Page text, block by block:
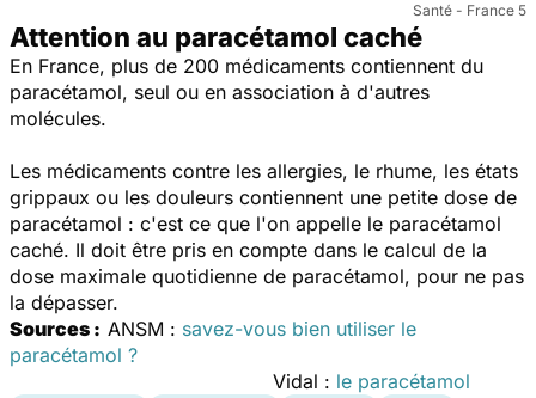
Santé - France 5
Attention au paracétamol caché
En France, plus de 200 médicaments contiennent du
paracétamol, seul ou en association à d'autres
molécules.
Les médicaments contre les allergies, le rhume, les états
grippaux ou les douleurs contiennent une petite dose de
paracétamol : c'est ce que l'on appelle le paracétamol
caché. Il doit être pris en compte dans le calcul de la
dose maximale quotidienne de paracétamol, pour ne pas
la dépasser.
Sources : ANSM : savez-vous bien utiliser le
paracétamol ?
Vidal : le paracétamol